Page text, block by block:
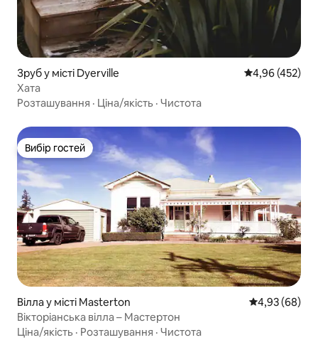
Зруб у місті Dyerville Середня
4,96 (452)
Хата
Розташування · Ціна/якість · Чистота
Вибір гостей
Вибір гостей
Вілла у місті Masterton Середня
4,93 (68)
Вікторіанська вілла – Мастертон
Ціна/якість · Розташування · Чистота